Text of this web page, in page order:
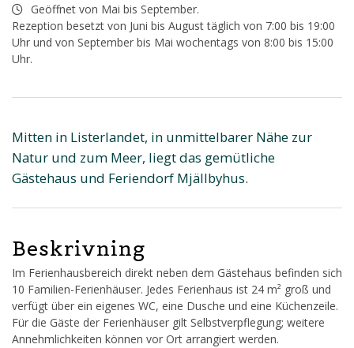
Geöffnet von Mai bis September.
Rezeption besetzt von Juni bis August täglich von 7:00 bis 19:00
Uhr und von September bis Mai wochentags von 8:00 bis 15:00
Uhr.
Mitten in Listerlandet, in unmittelbarer Nähe zur
Natur und zum Meer, liegt das gemütliche
Gästehaus und Feriendorf Mjällbyhus.
Beskrivning
Im Ferienhausbereich direkt neben dem Gästehaus befinden sich
10 Familien-Ferienhäuser. Jedes Ferienhaus ist 24 m² groß und
verfügt über ein eigenes WC, eine Dusche und eine Küchenzeile.
Für die Gäste der Ferienhäuser gilt Selbstverpflegung; weitere
Annehmlichkeiten können vor Ort arrangiert werden.